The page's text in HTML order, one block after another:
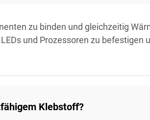
zu binden und gleichzeitig
und Prozessoren zu befestigen
Klebstoff?